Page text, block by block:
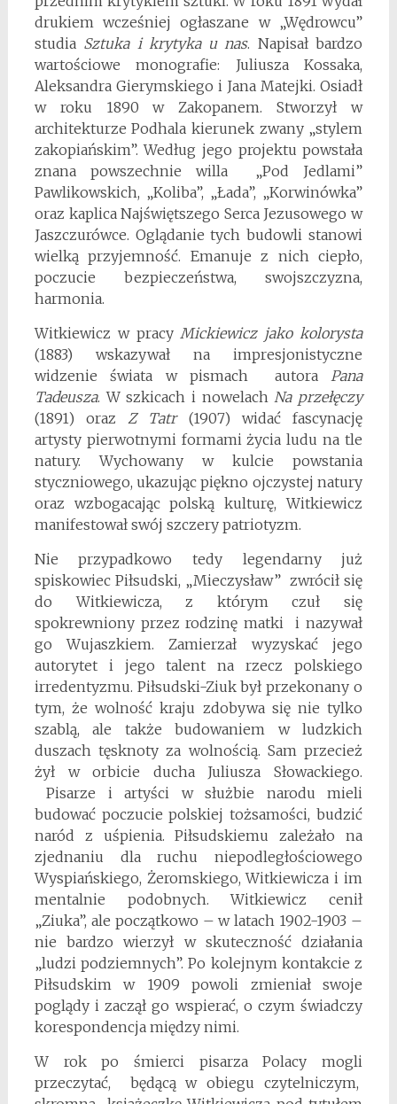
drukiem wcześniej ogłaszane w „Wędrowcu”
studia Sztuka i krytyka u nas. Napisał bardzo
wartościowe monografie: Juliusza Kossaka,
Aleksandra Gierymskiego i Jana Matejki. Osiadł
w roku 1890 w Zakopanem. Stworzył w
architekturze Podhala kierunek zwany „stylem
zakopiańskim”. Według jego projektu powstała
znana powszechnie willa „Pod Jedlami”
Pawlikowskich, „Koliba”, „Łada”, „Korwinówka”
oraz kaplica Najświętszego Serca Jezusowego w
Jaszczurówce. Oglądanie tych budowli stanowi
wielką przyjemność. Emanuje z nich ciepło,
poczucie bezpieczeństwa, swojszczyzna,
harmonia.
Witkiewicz w pracy Mickiewicz jako kolorysta
(1883) wskazywał na impresjonistyczne
widzenie świata w pismach autora Pana
Tadeusza. W szkicach i nowelach Na przełęczy
(1891) oraz Z Tatr(1907) widać fascynację
artysty pierwotnymi formami życia ludu na tle
natury. Wychowany w kulcie powstania
styczniowego, ukazując piękno ojczystej natury
oraz wzbogacając polską kulturę, Witkiewicz
manifestował swój szczery patriotyzm.
Nie przypadkowo tedy legendarny już
spiskowiec Piłsudski, „Mieczysław” zwrócił się
do Witkiewicza, z którym czuł się
spokrewniony przez rodzinę matki i nazywał
go Wujaszkiem. Zamierzał wyzyskać jego
autorytet i jego talent na rzecz polskiego
irredentyzmu. Piłsudski-Ziuk był przekonany o
tym, że wolność kraju zdobywa się nie tylko
szablą, ale także budowaniem w ludzkich
duszach tęsknoty za wolnością. Sam przecież
żył w orbicie ducha Juliusza Słowackiego.
Pisarze i artyści w służbie narodu mieli
budować poczucie polskiej tożsamości, budzić
naród z uśpienia. Piłsudskiemu zależało na
zjednaniu dla ruchu niepodległościowego
Wyspiańskiego, Żeromskiego, Witkiewicza i im
mentalnie podobnych. Witkiewicz cenił
„Ziuka”, ale początkowo – w latach 1902-1903 –
nie bardzo wierzył w skuteczność działania
„ludzi podziemnych”. Po kolejnym kontakcie z
Piłsudskim w 1909 powoli zmieniał swoje
poglądy i zaczął go wspierać, o czym świadczy
korespondencja między nimi.
W rok po śmierci pisarza Polacy mogli
przeczytać, będącą w obiegu czytelniczym,